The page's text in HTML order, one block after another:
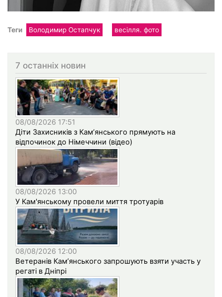
Теги Володимир Остапчук весілля. фото
7 останніх новин
08/08/2026 17:51
Діти Захисників з Кам’янського прямують на
відпочинок до Німеччини (відео)
08/08/2026 13:00
У Кам'янському провели миття тротуарів
08/08/2026 12:00
Ветеранів Кам’янського запрошують взяти участь у
регаті в Дніпрі